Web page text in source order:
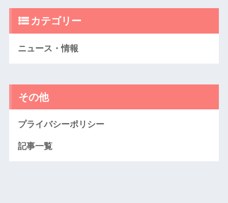
カテゴリー
ニュース・情報
その他
プライバシーポリシー
記事一覧